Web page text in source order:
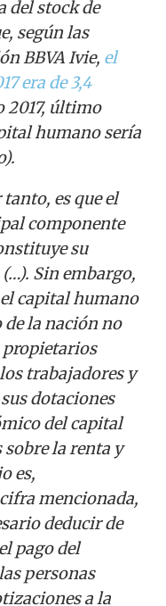
del stock de
según las
BBVA Ivie, el
era de 3,4
2017, último
humano sería
es que el
componente
su
Sin embargo,
capital humano
la nación no
propietarios
trabajadores y
dotaciones
del capital
la renta y
es,
mencionada,
deducir de
pago del
personas
a la